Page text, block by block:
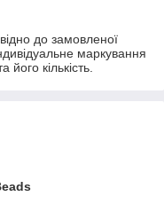
до замовленої
маркування
кількість.